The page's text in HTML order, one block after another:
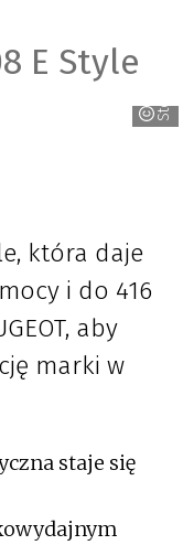
E Style Stellantis
która daje
i do 416
aby
marki w
staje się